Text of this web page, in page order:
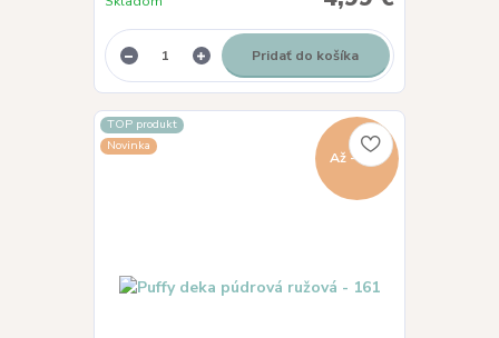
Pridať do košíka
TOP produkt
Novinka
Až - 8 %